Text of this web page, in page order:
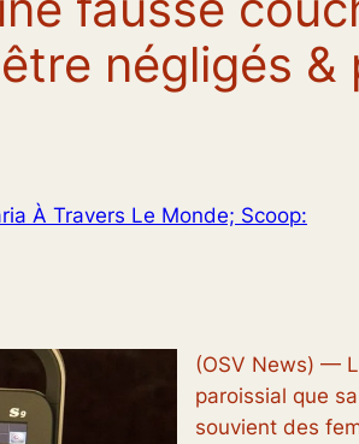
négligés &
À Travers Le Monde; Scoop:
(OSV News) —
paroissial que
souvient des